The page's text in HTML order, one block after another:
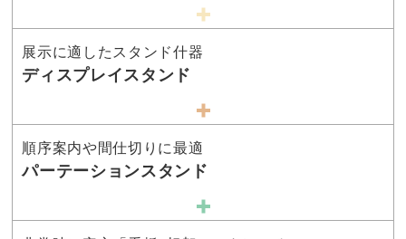
展示に適したスタンド什器
ディスプレイスタンド
順序案内や間仕切りに最適
パーテーションスタンド